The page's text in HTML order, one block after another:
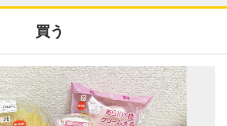
買う